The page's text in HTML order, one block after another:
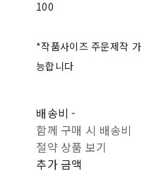
100
*작품사이즈 주문제작 가
능합니다
배송비-
함께 구매 시 배송비
절약 상품 보기
추가 금액